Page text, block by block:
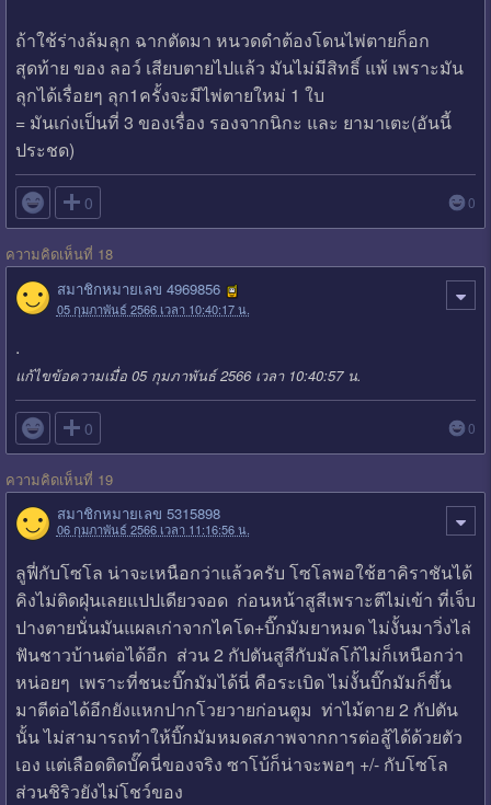
ถ้าใช้ร่างล้มลุก ฉากตัดมา หนวดดำต้องโดนไพ่ตายก็อก
สุดท้าย ของ ลอว์ เสียบตายไปแล้ว มันไม่มีสิทธิ์ แพ้ เพราะมัน
ลุกได้เรื่อยๆ ลุก1ครั้งจะมีไพ่ตายใหม่ 1 ใบ
= มันเก่งเป็นที่ 3 ของเรื่อง รองจากนิกะ และ ยามาเตะ(อันนี้
ประชด)
 0 0
ความคิดเห็นที่ 18
สมาชิกหมายเลข 4969856
05 กุมภาพันธ์ 2566 เวลา 10:40:17 น.
.
แก้ไขข้อความเมื่อ 05 กุมภาพันธ์ 2566 เวลา 10:40:57 น.
 0 0
ความคิดเห็นที่ 19
สมาชิกหมายเลข 5315898
06 กุมภาพันธ์ 2566 เวลา 11:16:56 น.
ลูฟี่กับโซโล น่าจะเหนือกว่าแล้วครับ โซโลพอใช้ฮาคิราชันได้
คิงไม่ติดฝุ่นเลยแปปเดียวจอด ก่อนหน้าสูสีเพราะตีไม่เข้า ที่เจ็บ
ปางตายนั่นมันแผลเก่าจากไคโด+บิ๊กมัมยาหมด ไม่งั้นมาวิ่งไล่
ฟันชาวบ้านต่อได้อีก ส่วน 2 กัปตันสูสีกับมัลโก้ไม่ก็เหนือกว่า
หน่อยๆ เพราะที่ชนะบิ๊กมัมได้นี่ คือระเบิด ไม่งั้นบิ๊กมัมก็ขึ้น
มาตีต่อได้อีกยังแหกปากโวยวายก่อนตูม ท่าไม้ตาย 2 กัปตัน
นั้น ไม่สามารถทำให้บิ๊กมัมหมดสภาพจากการต่อสู้ได้ด้วยตัว
เอง แต่เลือดติดบั๊คนี่ของจริง ซาโบ้ก็น่าจะพอๆ +/- กับโซโล
ส่วนชิริวยังไม่โชว์ของ